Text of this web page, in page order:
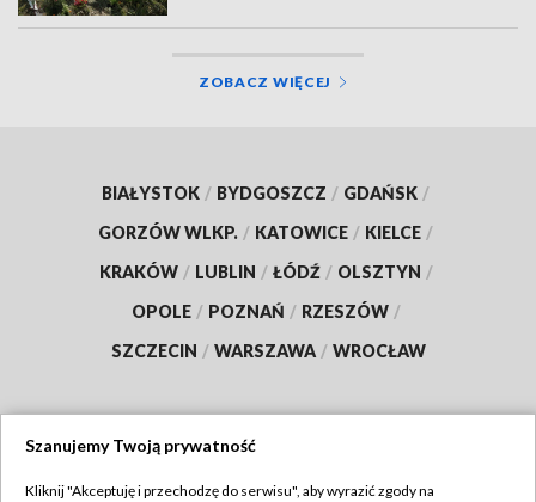
ZOBACZ WIĘCEJ
BIAŁYSTOK / BYDGOSZCZ / GDAŃSK /
GORZÓW WLKP. / KATOWICE / KIELCE /
KRAKÓW / LUBLIN / ŁÓDŹ / OLSZTYN /
OPOLE / POZNAŃ / RZESZÓW /
SZCZECIN / WARSZAWA / WROCŁAW
Szanujemy Twoją prywatność
Kliknij "Akceptuję i przechodzę do serwisu", aby wyrazić zgody na